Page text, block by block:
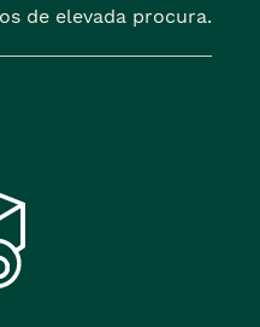
de elevada procura.